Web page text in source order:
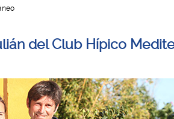
del Club Hípico